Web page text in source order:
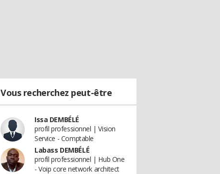
Vous recherchez peut-être
Issa DEMBÉLÉ
profil professionnel | Vision
Service - Comptable
Labass DEMBÉLÉ
profil professionnel | Hub One
- Voip core network architect